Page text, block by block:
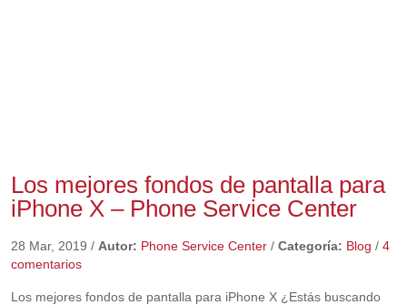
Los mejores fondos de pantalla para
iPhone X – Phone Service Center
28 Mar, 2019 / Autor: Phone Service Center/ Categoría: Blog / 4
comentarios
Los mejores fondos de pantalla para iPhone X ¿Estás buscando